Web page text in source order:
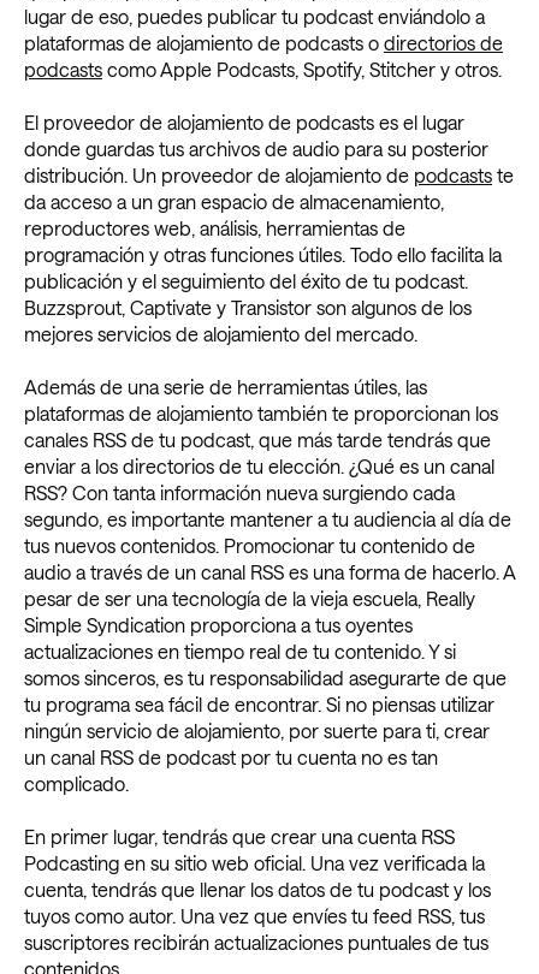
lugar de eso, puedes publicar tu podcast enviándolo a
plataformas de alojamiento de podcasts o directorios de
podcasts como Apple Podcasts, Spotify, Stitcher y otros.
El proveedor de alojamiento de podcasts es el lugar
donde guardas tus archivos de audio para su posterior
distribución. Un proveedor de alojamiento de podcasts te
da acceso a un gran espacio de almacenamiento,
reproductores web, análisis, herramientas de
programación y otras funciones útiles. Todo ello facilita la
publicación y el seguimiento del éxito de tu podcast.
Buzzsprout, Captivate y Transistor son algunos de los
mejores servicios de alojamiento del mercado.
Además de una serie de herramientas útiles, las
plataformas de alojamiento también te proporcionan los
canales RSS de tu podcast, que más tarde tendrás que
enviar a los directorios de tu elección. ¿Qué es un canal
RSS? Con tanta información nueva surgiendo cada
segundo, es importante mantener a tu audiencia al día de
tus nuevos contenidos. Promocionar tu contenido de
audio a través de un canal RSS es una forma de hacerlo. A
pesar de ser una tecnología de la vieja escuela, Really
Simple Syndication proporciona a tus oyentes
actualizaciones en tiempo real de tu contenido. Y si
somos sinceros, es tu responsabilidad asegurarte de que
tu programa sea fácil de encontrar. Si no piensas utilizar
ningún servicio de alojamiento, por suerte para ti, crear
un canal RSS de podcast por tu cuenta no es tan
complicado.
En primer lugar, tendrás que crear una cuenta RSS
Podcasting en su sitio web oficial. Una vez verificada la
cuenta, tendrás que llenar los datos de tu podcast y los
tuyos como autor. Una vez que envíes tu feed RSS, tus
suscriptores recibirán actualizaciones puntuales de tus
contenidos.